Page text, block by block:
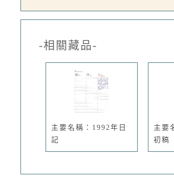
-相關藏品-
主要名稱：1992年日
記
主要
初稿